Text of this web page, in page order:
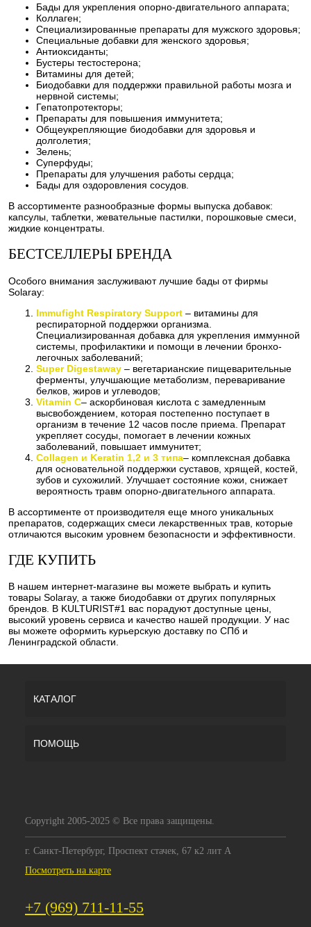
Бады для укрепления опорно-двигательного аппарата;
Коллаген;
Специализированные препараты для мужского здоровья;
Специальные добавки для женского здоровья;
Антиоксиданты;
Бустеры тестостерона;
Витамины для детей;
Биодобавки для поддержки правильной работы мозга и
нервной системы;
Гепатопротекторы;
Препараты для повышения иммунитета;
Общеукрепляющие биодобавки для здоровья и
долголетия;
Зелень;
Суперфуды;
Препараты для улучшения работы сердца;
Бады для оздоровления сосудов.
В ассортименте разнообразные формы выпуска добавок:
капсулы, таблетки, жевательные пастилки, порошковые смеси,
жидкие концентраты.
БЕСТСЕЛЛЕРЫ БРЕНДА
Особого внимания заслуживают лучшие бады от фирмы
Solaray:
Immufight Respiratory Support – витамины для
респираторной поддержки организма.
Специализированная добавка для укрепления иммунной
системы, профилактики и помощи в лечении бронхо-
легочных заболеваний;
Super Digestaway – вегетарианские пищеварительные
ферменты, улучшающие метаболизм, переваривание
белков, жиров и углеводов;
Vitamin C– аскорбиновая кислота с замедленным
высвобождением, которая постепенно поступает в
организм в течение 12 часов после приема. Препарат
укрепляет сосуды, помогает в лечении кожных
заболеваний, повышает иммунитет;
Collagen и Keratin 1,2 и 3 типа– комплексная добавка
для основательной поддержки суставов, хрящей, костей,
зубов и сухожилий. Улучшает состояние кожи, снижает
вероятность травм опорно-двигательного аппарата.
В ассортименте от производителя еще много уникальных
препаратов, содержащих смеси лекарственных трав, которые
отличаются высоким уровнем безопасности и эффективности.
ГДЕ КУПИТЬ
В нашем интернет-магазине вы можете выбрать и купить
товары Solaray, а также биодобавки от других популярных
брендов. В KULTURIST#1 вас порадуют доступные цены,
высокий уровень сервиса и качество нашей продукции. У нас
вы можете оформить курьерскую доставку по СПб и
Ленинградской области.
КАТАЛОГ
ПОМОЩЬ
Copyright 2005-2025 © Все права защищены.
г. Санкт-Петербург, Проспект стачек, 67 к2 лит А
Посмотреть на карте
+7 (969) 711-11-55